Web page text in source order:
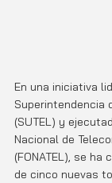
En una iniciativa
Superintendencia
(SUTEL) y
Nacional de
(FONATEL), se
de cinco nuevas